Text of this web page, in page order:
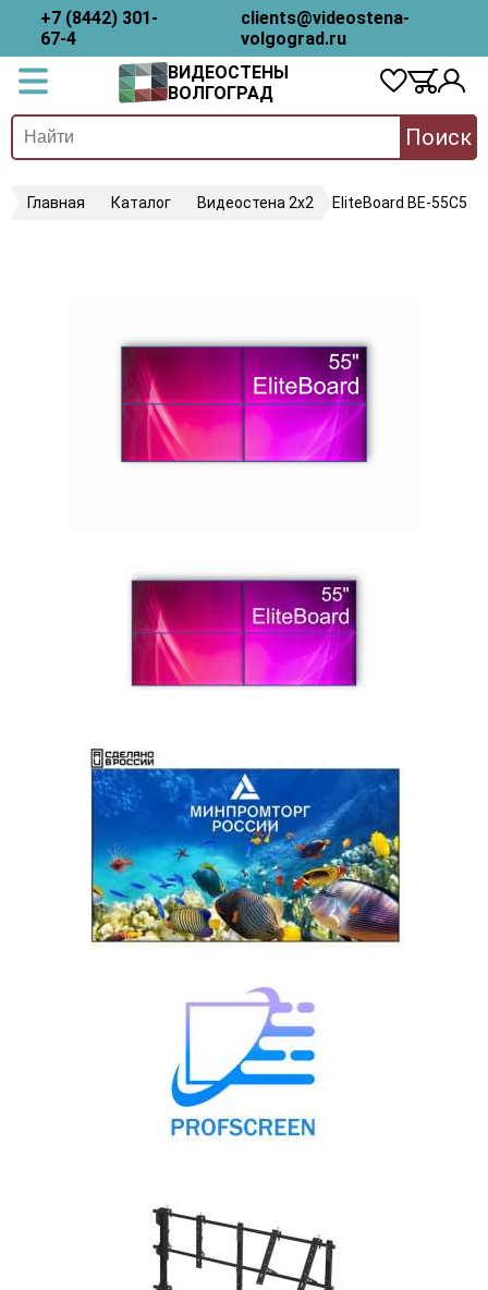
+7 (8442) 301-
67-4
clients@videostena-
volgograd.ru
ВИДЕОСТЕНЫ
ВОЛГОГРАД
Поиск
Главная Каталог Видеостена 2x2 EliteBoard BE-55C5